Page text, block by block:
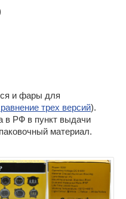
и фары для
трех версий).
в РФ в пункт выдачи
материал.